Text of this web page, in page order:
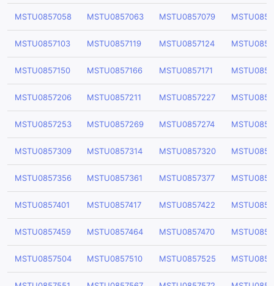
MSTU0857058 MSTU0857063 MSTU0857079
MSTU0857103 MSTU0857119 MSTU0857124
MSTU0857150 MSTU0857166 MSTU0857171
MSTU0857206 MSTU0857211 MSTU0857227
MSTU0857253 MSTU0857269 MSTU0857274
MSTU0857309 MSTU0857314 MSTU0857320
MSTU0857356 MSTU0857361 MSTU0857377
MSTU0857401 MSTU0857417 MSTU0857422
MSTU0857459 MSTU0857464 MSTU0857470
MSTU0857504 MSTU0857510 MSTU0857525